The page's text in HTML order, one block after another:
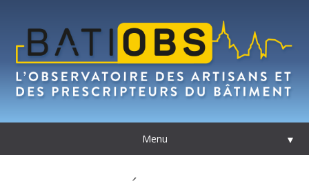
Menu ▼